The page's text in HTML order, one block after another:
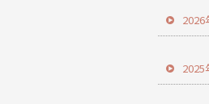
2026
2025